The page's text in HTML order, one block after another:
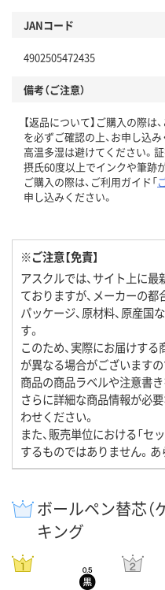
JANコード
4902505472435
備考（ご注意）
【返品について】ご購入の際は
を必ずご確認の上、お申し込み
高温多湿は避けてください。
摂氏60度以上でインクや筆跡
ご購入の際は、ご利用ガイド「
申し込みください。
※ご注意【免責】
アスクルでは、サイト上に
ておりますが、メーカーの都
パッケージ、原材料、原産国
す。
このため、実際にお届けす
が異なる場合がございます
商品の商品ラベルや注意書き
さらに詳細な商品情報が必
わせください。
また、販売単位における「セ
するものではありません。あ
ボールペン替芯（
キング